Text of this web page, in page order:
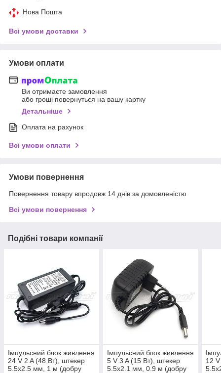
Нова Пошта
Всі умови доставки
Умови оплати
Ви отримаєте замовлення
або гроші повернуться на вашу картку
Детальніше
Оплата на рахунок
Всі умови оплати
Умови повернення
Повернення товару впродовж 14 днів за домовленістю
Всі умови повернення
Подібні товари компанії
Імпульсний блок живлення
24 V 2 A (48 Вт), штекер
5.5х2.5 мм, 1 м (добру
Імпульсний блок живлення
5 V 3 A (15 Вт), штекер
5.5х2.1 мм, 0.9 м (добру
12